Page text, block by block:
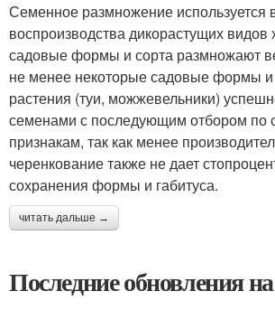
Семенное размножение используется
воспроизводства дикорастущих видов
садовые формы и сорта размножают
не менее некоторые садовые формы
растения (туи, можжевельники)
семенами с последующим отбором по
признакам, так как менее
черенкование также не дает
сохранения формы и габитуса.
читать дальше →
Последние обновления